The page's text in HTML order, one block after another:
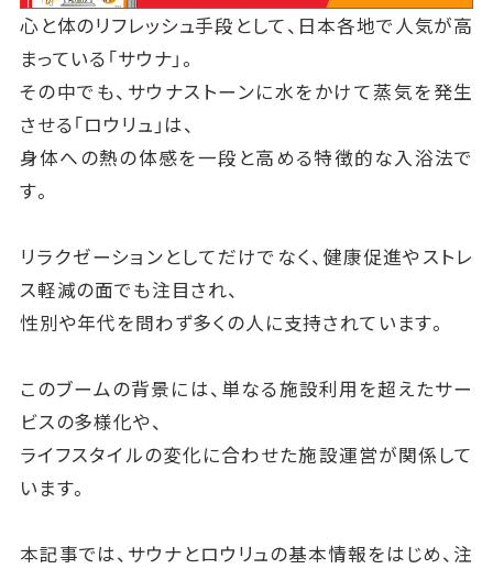
心と体のリフレッシュ手段として、日本各地で人気が高
まっている「サウナ」。
その中でも、サウナストーンに水をかけて蒸気を発生
させる「ロウリュ」は、
身体への熱の体感を一段と高める特徴的な入浴法で
す。
リラクゼーションとしてだけでなく、健康促進やストレ
ス軽減の面でも注目され、
性別や年代を問わず多くの人に支持されています。
このブームの背景には、単なる施設利用を超えたサー
ビスの多様化や、
ライフスタイルの変化に合わせた施設運営が関係して
います。
本記事では、サウナとロウリュの基本情報をはじめ、注